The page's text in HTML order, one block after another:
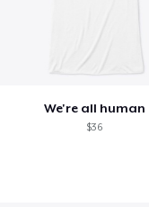
We're all human
$36